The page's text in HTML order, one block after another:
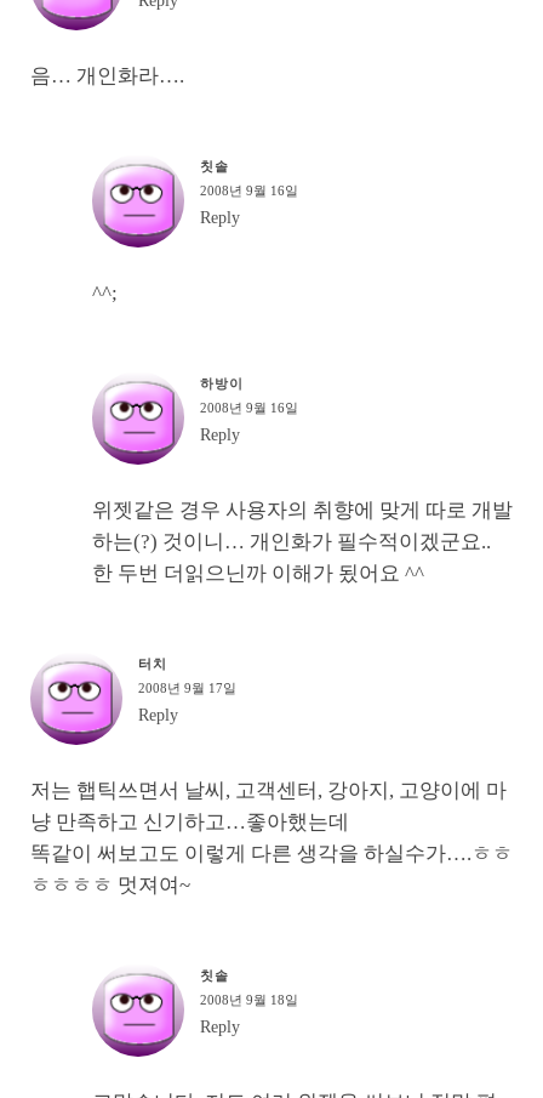
음… 개인화라….
칫솔
2008년 9월 16일
Reply
^^;
하방이
2008년 9월 16일
Reply
위젯같은 경우 사용자의 취향에 맞게 따로 개발
하는(?) 것이니… 개인화가 필수적이겠군요..
한 두번 더읽으닌까 이해가 됬어요 ^^
터치
2008년 9월 17일
Reply
저는 햅틱쓰면서 날씨, 고객센터, 강아지, 고양이에 마
냥 만족하고 신기하고…좋아했는데
똑같이 써보고도 이렇게 다른 생각을 하실수가….ㅎㅎ
ㅎㅎㅎㅎ 멋져여~
칫솔
2008년 9월 18일
Reply